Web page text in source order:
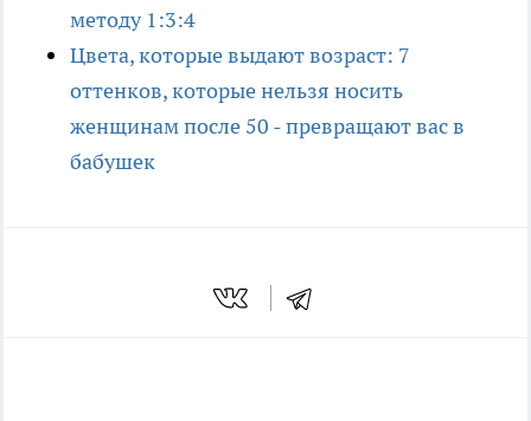
методу 1:3:4
Цвета, которые выдают возраст: 7
оттенков, которые нельзя носить
женщинам после 50 - превращают вас в
бабушек